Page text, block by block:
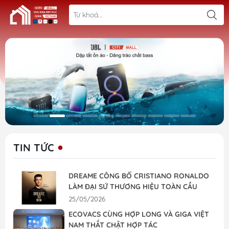
TIN TỨC
DREAME CÔNG BỐ CRISTIANO RONALDO
LÀM ĐẠI SỨ THƯƠNG HIỆU TOÀN CẦU
25/05/2026
ECOVACS CÙNG HỢP LONG VÀ GIGA VIỆT
NAM THẮT CHẶT HỢP TÁC